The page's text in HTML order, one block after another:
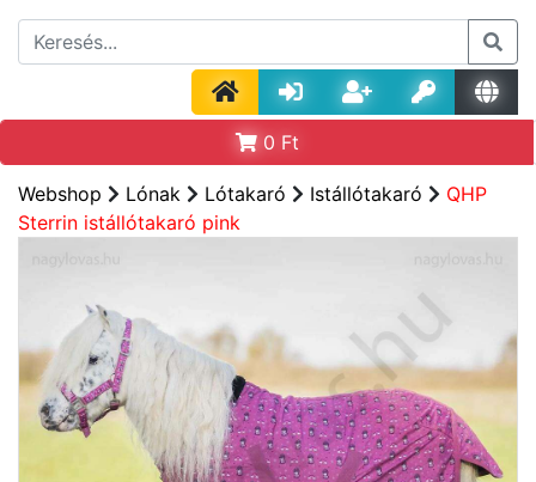
0 Ft
Webshop Lónak Lótakaró Istállótakaró
QHP
Sterrin istállótakaró pink